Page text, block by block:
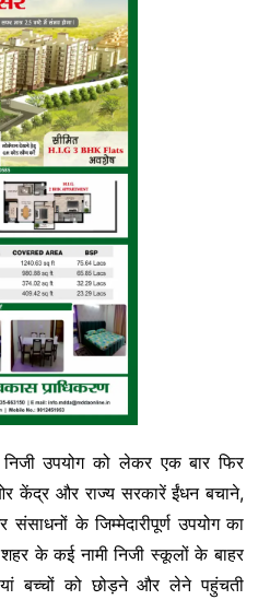
उपयोग को लेकर एक बार फिर
और राज्य सरकारें ईंधन बचाने,
के जिम्मेदारीपूर्ण उपयोग का
के कई नामी निजी स्कूलों के बाहर
बच्चों को छोड़ने और लेने पहुंचती